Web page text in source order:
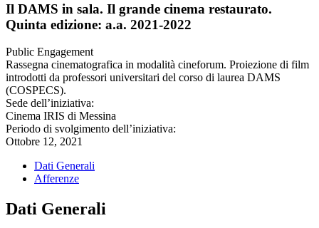
Il DAMS in sala. Il grande cinema restaurato.
Quinta edizione: a.a. 2021-2022
Public Engagement
Rassegna cinematografica in modalità cineforum. Proiezione di film
introdotti da professori universitari del corso di laurea DAMS
(COSPECS).
Sede dell’iniziativa:
Cinema IRIS di Messina
Periodo di svolgimento dell’iniziativa:
Ottobre 12, 2021
Dati Generali
Afferenze
Dati Generali